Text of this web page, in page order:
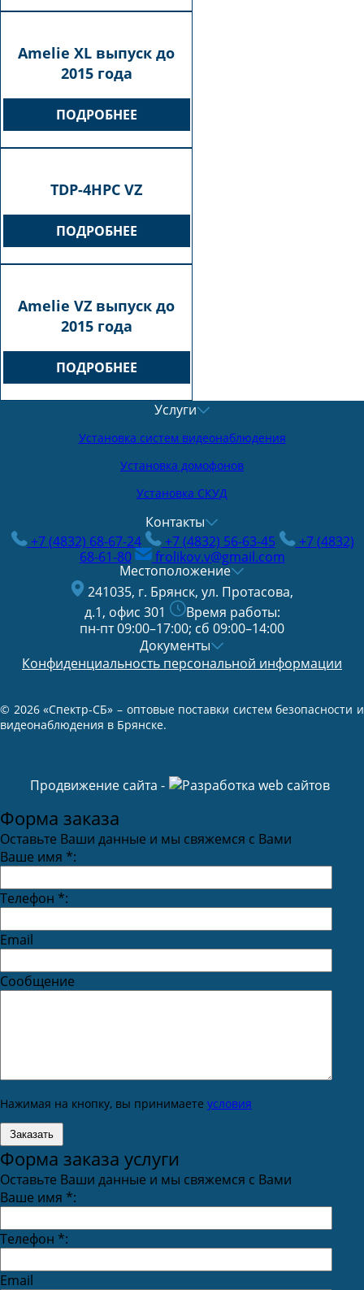
Amelie XL выпуск до
2015 года
ПОДРОБНЕЕ
TDP-4HPC VZ
ПОДРОБНЕЕ
Amelie VZ выпуск до
2015 года
ПОДРОБНЕЕ
Услуги
Установка систем видеонаблюдения
Установка домофонов
Установка СКУД
Контакты
+7 (4832) 68-67-24
+7 (4832) 56-63-45
+7 (4832)
68-61-80
frolikov.v@gmail.com
Местоположение
241035, г. Брянск, ул. Протасова,
д.1, офис 301
Время работы:
пн-пт 09:00–17:00; сб 09:00–14:00
Документы
Конфиденциальность персональной информации
© 2026 «Спектр-СБ» – оптовые поставки систем безопасности и
видеонаблюдения в Брянске.
Продвижение сайта -
Форма заказа
Оставьте Ваши данные и мы свяжемся с Вами
Ваше имя *:
Телефон *:
Email
Сообщение
Нажимая на кнопку, вы принимаете условия
Форма заказа услуги
Оставьте Ваши данные и мы свяжемся с Вами
Ваше имя *:
Телефон *:
Email